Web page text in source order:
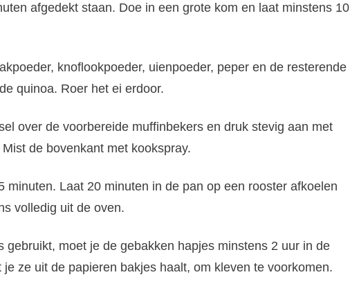
afgedekt staan. Doe in een grote kom en laat minstens 10
knoflookpoeder, uienpoeder, peper en de resterende
quinoa. Roer het ei erdoor.
over de voorbereide muffinbekers en druk stevig aan met
de bovenkant met kookspray.
minuten. Laat 20 minuten in de pan op een rooster afkoelen
volledig uit de oven.
gebruikt, moet je de gebakken hapjes minstens 2 uur in de
ze uit de papieren bakjes haalt, om kleven te voorkomen.